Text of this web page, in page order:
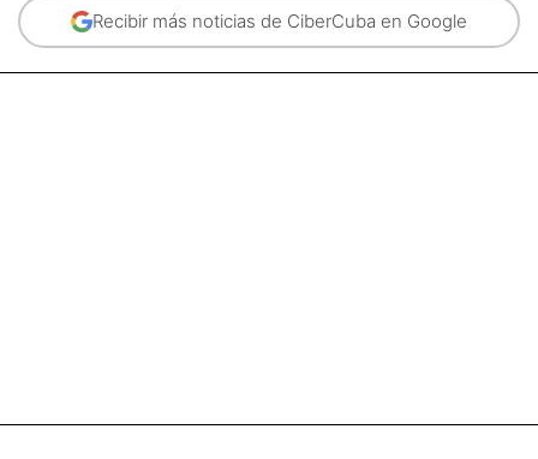
Recibir más noticias de CiberCuba en Google